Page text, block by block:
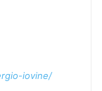
iovine/